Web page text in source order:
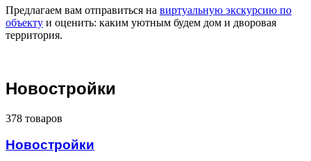
Предлагаем вам отправиться на виртуальную экскурсию по
объекту и оценить: каким уютным будем дом и дворовая
территория.
Новостройки
378 товаров
Новостройки